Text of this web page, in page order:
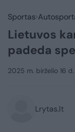
Sportas
Lietuvos
padeda
2025 m. birželio 16
Lrytas.lt